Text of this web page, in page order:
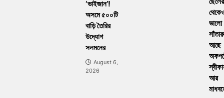
‘ভাইজান’!
অসমে ৫০০টি
বাড়ি তৈরির
উদ্যোগ
সলমনের
August 6,
2026
ভালো
সাঁতারু
আছে
আর